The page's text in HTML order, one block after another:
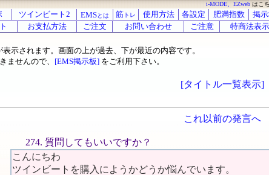
i-MODE、EZweb はこ
ツインビート2 EMSとは 筋 トレ 使用方法 各設定 肥満指数
掲
お支払方法 ご注文 お問い合わせ ご注意 特商法表示
示されます。画面の上が過去、下が最近の内容です。
ませんので、 [EMS掲示板] をご利用下さい。
[タイトル一覧表示]
これ以前の発言へ
274. 質問してもいいですか？
こんにちわ
ツインビートを購入にようかどうか悩んでいます。